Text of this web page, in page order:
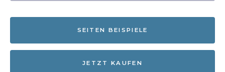
SEITEN BEISPIELE
JETZT KAUFEN